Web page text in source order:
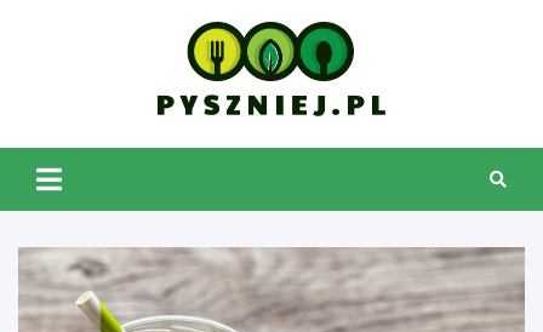
pyszniej.pl